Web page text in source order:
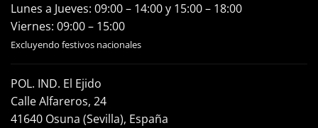
Lunes a Jueves: 09:00 – 14:00 y 15:00 – 18:00
Viernes: 09:00 – 15:00
Excluyendo festivos nacionales
POL. IND. El Ejido
Calle Alfareros, 24
41640 Osuna (Sevilla), España